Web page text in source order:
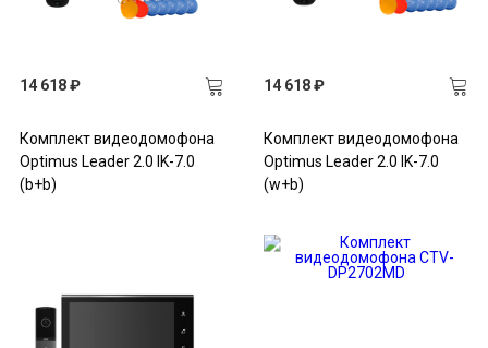
14 618 ₽
Комплект видеодомофона
Optimus Leader 2.0 IK-7.0
(b+b)
14 618 ₽
Комплект видеодомофона
Optimus Leader 2.0 IK-7.0
(w+b)